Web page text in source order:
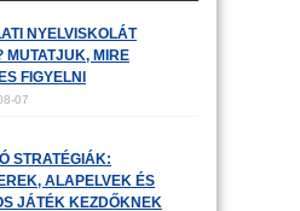
NYELVISKOLÁT
MUTATJUK, MIRE
FIGYELNI
07
STRATÉGIÁK:
ALAPELVEK ÉS
JÁTÉK KEZDŐKNEK